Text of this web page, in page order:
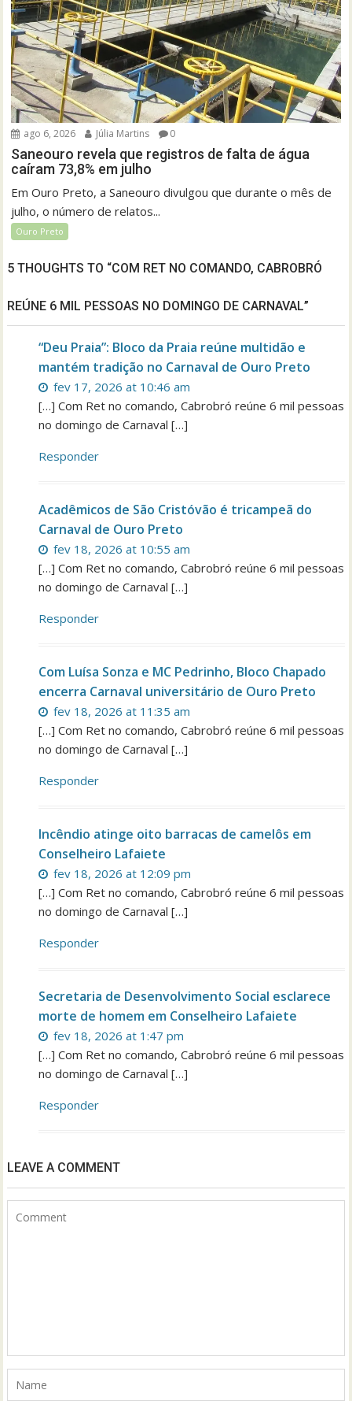
ago 6, 2026 Júlia Martins 0
Saneouro revela que registros de falta de água
caíram 73,8% em julho
Em Ouro Preto, a Saneouro divulgou que durante o mês de
julho, o número de relatos...
Ouro Preto
5 THOUGHTS TO “COM RET NO COMANDO, CABROBRÓ
REÚNE 6 MIL PESSOAS NO DOMINGO DE CARNAVAL”
“Deu Praia”: Bloco da Praia reúne multidão e
mantém tradição no Carnaval de Ouro Preto
fev 17, 2026 at 10:46 am
[…] Com Ret no comando, Cabrobró reúne 6 mil pessoas
no domingo de Carnaval […]
Responder
Acadêmicos de São Cristóvão é tricampeã do
Carnaval de Ouro Preto
fev 18, 2026 at 10:55 am
[…] Com Ret no comando, Cabrobró reúne 6 mil pessoas
no domingo de Carnaval […]
Responder
Com Luísa Sonza e MC Pedrinho, Bloco Chapado
encerra Carnaval universitário de Ouro Preto
fev 18, 2026 at 11:35 am
[…] Com Ret no comando, Cabrobró reúne 6 mil pessoas
no domingo de Carnaval […]
Responder
Incêndio atinge oito barracas de camelôs em
Conselheiro Lafaiete
fev 18, 2026 at 12:09 pm
[…] Com Ret no comando, Cabrobró reúne 6 mil pessoas
no domingo de Carnaval […]
Responder
Secretaria de Desenvolvimento Social esclarece
morte de homem em Conselheiro Lafaiete
fev 18, 2026 at 1:47 pm
[…] Com Ret no comando, Cabrobró reúne 6 mil pessoas
no domingo de Carnaval […]
Responder
LEAVE A COMMENT